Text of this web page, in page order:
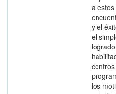
a
y el
el
los